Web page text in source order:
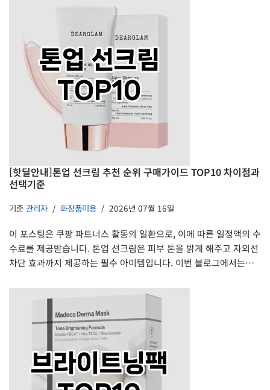
[핫딜안내]톤업 선크림 추천 순위 구매가이드 TOP10 차이점과
선택기준
기준 관리자 화장품미용 2026년 07월 16일
이 포스팅은 쿠팡 파트너스 활동의 일환으로, 이에 따른 일정액의 수
수료를 제공받습니다. 톤업 선크림은 피부 톤을 밝게 해주고 자외선
차단 효과까지 제공하는 필수 아이템입니다. 이번 블로그에서는…